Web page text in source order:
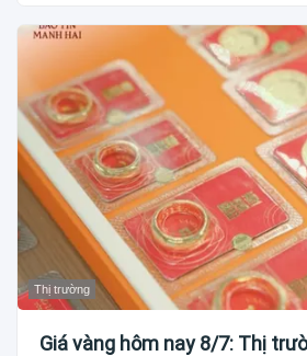
Thị trường
Giá vàng hôm nay 8/7: Thị